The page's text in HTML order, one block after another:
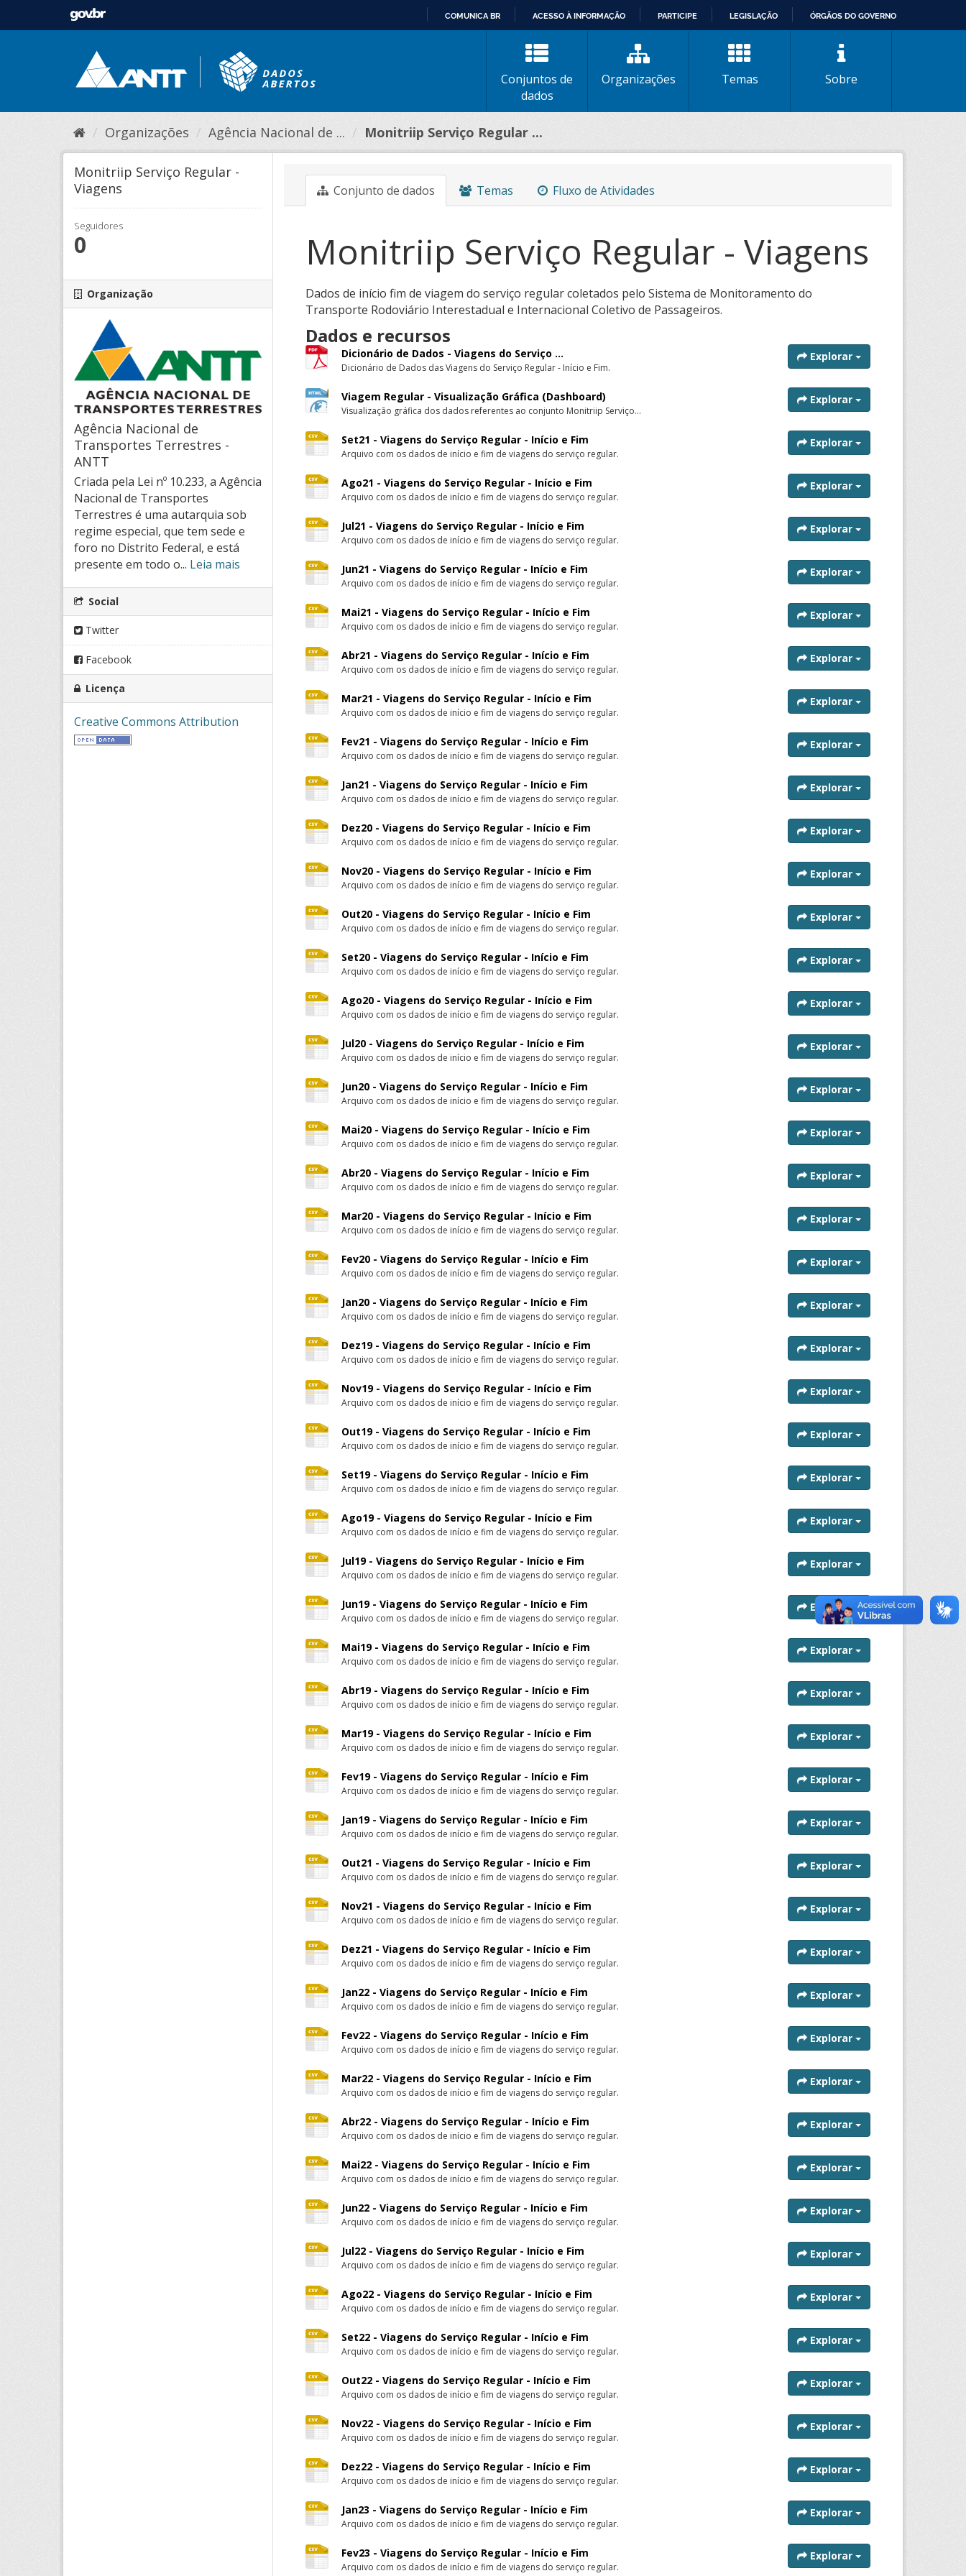
CONTEÚDO
COMUNICA BR ACESSO À INFORMAÇÃO PARTICIPE LEGISLAÇÃO ÓRGÃOS DO GOVERNO
Conjuntos de
dados
Organizações Temas Sobre
Organizações Agência Nacional de ... Monitriip Serviço Regular ...
Monitriip Serviço Regular -
Viagens
Seguidores
0
Organização
Agência Nacional de
Transportes Terrestres -
ANTT
Criada pela Lei nº 10.233, a Agência
Nacional de Transportes
Terrestres é uma autarquia sob
regime especial, que tem sede e
foro no Distrito Federal, e está
presente em todo o... Leia mais
Social
Twitter
Facebook
Licença
Creative Commons Attribution
Conjunto de dados Temas Fluxo de Atividades
Monitriip Serviço Regular - Viagens
Dados de início fim de viagem do serviço regular coletados pelo Sistema de Monitoramento do
Transporte Rodoviário Interestadual e Internacional Coletivo de Passageiros.
Dados e recursos
Dicionário de Dados - Viagens do Serviço ...
Dicionário de Dados das Viagens do Serviço Regular - Início e Fim.
Explorar
Viagem Regular - Visualização Gráfica (Dashboard)
Visualização gráfica dos dados referentes ao conjunto Monitriip Serviço...
Explorar
Set21 - Viagens do Serviço Regular - Início e Fim
Arquivo com os dados de início e fim de viagens do serviço regular.
Explorar
Ago21 - Viagens do Serviço Regular - Início e Fim
Arquivo com os dados de início e fim de viagens do serviço regular.
Explorar
Jul21 - Viagens do Serviço Regular - Início e Fim
Arquivo com os dados de início e fim de viagens do serviço regular.
Explorar
Jun21 - Viagens do Serviço Regular - Início e Fim
Arquivo com os dados de início e fim de viagens do serviço regular.
Explorar
Mai21 - Viagens do Serviço Regular - Início e Fim
Arquivo com os dados de início e fim de viagens do serviço regular.
Explorar
Abr21 - Viagens do Serviço Regular - Início e Fim
Arquivo com os dados de início e fim de viagens do serviço regular.
Explorar
Mar21 - Viagens do Serviço Regular - Início e Fim
Arquivo com os dados de início e fim de viagens do serviço regular.
Explorar
Fev21 - Viagens do Serviço Regular - Início e Fim
Arquivo com os dados de início e fim de viagens do serviço regular.
Explorar
Jan21 - Viagens do Serviço Regular - Início e Fim
Arquivo com os dados de início e fim de viagens do serviço regular.
Explorar
Dez20 - Viagens do Serviço Regular - Início e Fim
Arquivo com os dados de início e fim de viagens do serviço regular.
Explorar
Nov20 - Viagens do Serviço Regular - Início e Fim
Arquivo com os dados de início e fim de viagens do serviço regular.
Explorar
Out20 - Viagens do Serviço Regular - Início e Fim
Arquivo com os dados de início e fim de viagens do serviço regular.
Explorar
Set20 - Viagens do Serviço Regular - Início e Fim
Arquivo com os dados de início e fim de viagens do serviço regular.
Explorar
Ago20 - Viagens do Serviço Regular - Início e Fim
Arquivo com os dados de início e fim de viagens do serviço regular.
Explorar
Jul20 - Viagens do Serviço Regular - Início e Fim
Arquivo com os dados de início e fim de viagens do serviço regular.
Explorar
Jun20 - Viagens do Serviço Regular - Início e Fim
Arquivo com os dados de início e fim de viagens do serviço regular.
Explorar
Mai20 - Viagens do Serviço Regular - Início e Fim
Arquivo com os dados de início e fim de viagens do serviço regular.
Explorar
Abr20 - Viagens do Serviço Regular - Início e Fim
Arquivo com os dados de início e fim de viagens do serviço regular.
Explorar
Mar20 - Viagens do Serviço Regular - Início e Fim
Arquivo com os dados de início e fim de viagens do serviço regular.
Explorar
Fev20 - Viagens do Serviço Regular - Início e Fim
Arquivo com os dados de início e fim de viagens do serviço regular.
Explorar
Jan20 - Viagens do Serviço Regular - Início e Fim
Arquivo com os dados de início e fim de viagens do serviço regular.
Explorar
Dez19 - Viagens do Serviço Regular - Início e Fim
Arquivo com os dados de início e fim de viagens do serviço regular.
Explorar
Nov19 - Viagens do Serviço Regular - Início e Fim
Arquivo com os dados de início e fim de viagens do serviço regular.
Explorar
Out19 - Viagens do Serviço Regular - Início e Fim
Arquivo com os dados de início e fim de viagens do serviço regular.
Explorar
Set19 - Viagens do Serviço Regular - Início e Fim
Arquivo com os dados de início e fim de viagens do serviço regular.
Explorar
Ago19 - Viagens do Serviço Regular - Início e Fim
Arquivo com os dados de início e fim de viagens do serviço regular.
Explorar
Jul19 - Viagens do Serviço Regular - Início e Fim
Arquivo com os dados de início e fim de viagens do serviço regular.
Explorar
Jun19 - Viagens do Serviço Regular - Início e Fim
Arquivo com os dados de início e fim de viagens do serviço regular.
Explorar
Mai19 - Viagens do Serviço Regular - Início e Fim
Arquivo com os dados de início e fim de viagens do serviço regular.
Explorar
Abr19 - Viagens do Serviço Regular - Início e Fim
Arquivo com os dados de início e fim de viagens do serviço regular.
Explorar
Mar19 - Viagens do Serviço Regular - Início e Fim
Arquivo com os dados de início e fim de viagens do serviço regular.
Explorar
Fev19 - Viagens do Serviço Regular - Início e Fim
Arquivo com os dados de início e fim de viagens do serviço regular.
Explorar
Jan19 - Viagens do Serviço Regular - Início e Fim
Arquivo com os dados de início e fim de viagens do serviço regular.
Explorar
Out21 - Viagens do Serviço Regular - Início e Fim
Arquivo com os dados de início e fim de viagens do serviço regular.
Explorar
Nov21 - Viagens do Serviço Regular - Início e Fim
Arquivo com os dados de início e fim de viagens do serviço regular.
Explorar
Dez21 - Viagens do Serviço Regular - Início e Fim
Arquivo com os dados de início e fim de viagens do serviço regular.
Explorar
Jan22 - Viagens do Serviço Regular - Início e Fim
Arquivo com os dados de início e fim de viagens do serviço regular.
Explorar
Fev22 - Viagens do Serviço Regular - Início e Fim
Arquivo com os dados de início e fim de viagens do serviço regular.
Explorar
Mar22 - Viagens do Serviço Regular - Início e Fim
Arquivo com os dados de início e fim de viagens do serviço regular.
Explorar
Abr22 - Viagens do Serviço Regular - Início e Fim
Arquivo com os dados de início e fim de viagens do serviço regular.
Explorar
Mai22 - Viagens do Serviço Regular - Início e Fim
Arquivo com os dados de início e fim de viagens do serviço regular.
Explorar
Jun22 - Viagens do Serviço Regular - Início e Fim
Arquivo com os dados de início e fim de viagens do serviço regular.
Explorar
Jul22 - Viagens do Serviço Regular - Início e Fim
Arquivo com os dados de início e fim de viagens do serviço regular.
Explorar
Ago22 - Viagens do Serviço Regular - Início e Fim
Arquivo com os dados de início e fim de viagens do serviço regular.
Explorar
Set22 - Viagens do Serviço Regular - Início e Fim
Arquivo com os dados de início e fim de viagens do serviço regular.
Explorar
Out22 - Viagens do Serviço Regular - Início e Fim
Arquivo com os dados de início e fim de viagens do serviço regular.
Explorar
Nov22 - Viagens do Serviço Regular - Início e Fim
Arquivo com os dados de início e fim de viagens do serviço regular.
Explorar
Dez22 - Viagens do Serviço Regular - Início e Fim
Arquivo com os dados de início e fim de viagens do serviço regular.
Explorar
Jan23 - Viagens do Serviço Regular - Início e Fim
Arquivo com os dados de início e fim de viagens do serviço regular.
Explorar
Fev23 - Viagens do Serviço Regular - Início e Fim
Arquivo com os dados de início e fim de viagens do serviço regular.
Explorar